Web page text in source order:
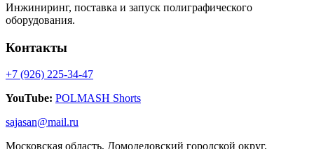
Инжиниринг, поставка и запуск полиграфического
оборудования.
Контакты
+7 (926) 225-34-47
YouTube: POLMASH Shorts
sajasan@mail.ru
Московская область, Домодедовский городской округ,